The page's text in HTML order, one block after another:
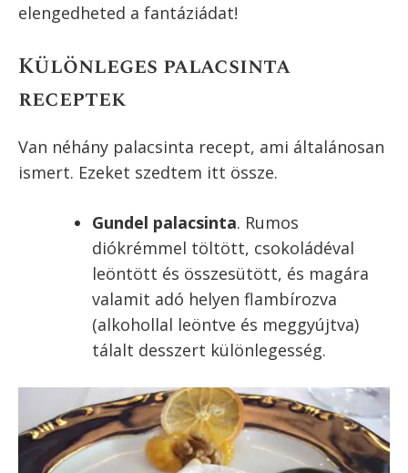
mivel töltjük a palacsintát.
Egyfajta különlegesség apalacsinta torta
tulajdonképpen a kisütött palacsintákat mint
megkenve készítünk tortát.
birodalmat képviselnek. És habár itthon
messze nem eszünk annyit sósan mint édesen,
de ebből is rengeteg recept van.
Tulajdonképpen szinte bármilyen, kicsit
szószos étel betölthető palacsintába.
Ott vannak még azok a palacsinta változatok,
amikor már magába a tésztába kevernek
valamilyen extra hozzávalót. Ezek közül talán a
legismertebb az almás palacsinta, de itt is